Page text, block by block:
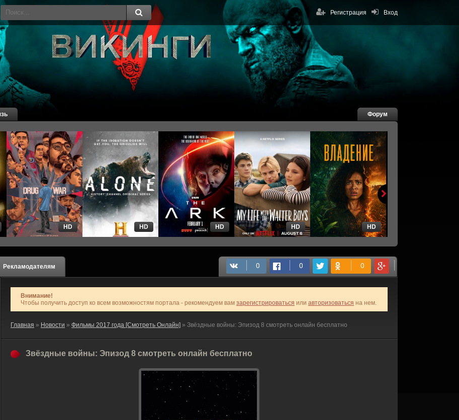
Вход
Регистрация
Форум
HD HD HD HD HD
Рекламодателям
Внимание!
Чтобы получить доступ ко всем возможностям портала - рекомендуем вам зарегистрироваться или авторизоваться на нем.
Главная » Новости » Фильмы 2017 года [Смотреть Онлайн] » Звёздные войны: Эпизод 8 смотреть онлайн бесплатно
Звёздные войны: Эпизод 8 смотреть онлайн бесплатно